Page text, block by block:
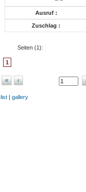
Ausruf :
Zuschlag :
Seiten (1):
1
« ‹
list | gallery